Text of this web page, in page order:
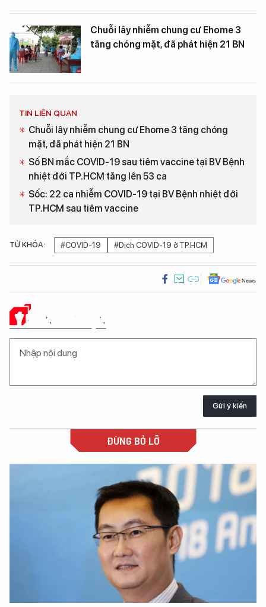
Chuỗi lây nhiễm chung cư Ehome 3
tăng chóng mặt, đã phát hiện 21 BN
TIN LIÊN QUAN
Chuỗi lây nhiễm chung cư Ehome 3 tăng chóng
mặt, đã phát hiện 21 BN
Số BN mắc COVID-19 sau tiêm vaccine tại BV Bệnh
nhiệt đới TP.HCM tăng lên 53 ca
Sốc: 22 ca nhiễm COVID-19 tại BV Bệnh nhiệt đới
TP.HCM sau tiêm vaccine
TỪ KHÓA: #COVID-19 #Dịch COVID-19 ở TP.HCM
Ý KIẾN CỦA BẠN
Gửi ý kiến
ĐỪNG BỎ LỠ